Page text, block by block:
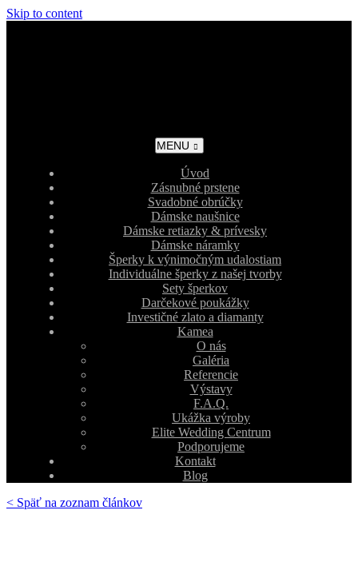
Skip to content
MENU
Úvod
Zásnubné prstene
Svadobné obrúčky
Dámske naušnice
Dámske retiazky & prívesky
Dámske náramky
Šperky k výnimočným udalostiam
Individuálne šperky z našej tvorby
Sety šperkov
Darčekové poukážky
Investičné zlato a diamanty
Kamea
O nás
Galéria
Referencie
Výstavy
F.A.Q.
Ukážka výroby
Elite Wedding Centrum
Podporujeme
Kontakt
Blog
< Späť na zoznam článkov